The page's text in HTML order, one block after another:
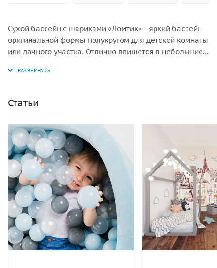
Сухой бассейн с шариками «Ломтик» - яркий бассейн
оригинальной формы полукругом для детской комнаты
или дачного участка. Отлично впишется в небольшие
квартире. Благодаря оригинальному дизайну: яркие
ребенка, а необычная форма - развивает ловкость,
разбирать конструкцию.
Прочные соединения, устойчивая конструкция,
удобная и мягкая поверхность основы и бортиков,
защищают ребенка при падениях и максимально
обеспечивают безопасность детей во время игры.
Хорошо моется. В комплекте: бассейн, 300 шариков.
Габаритные размеры 2400 х 1350 x 400 мм.
Выдерживает нагрузку до 50 кг. Вес 18,8 кг.
Статьи